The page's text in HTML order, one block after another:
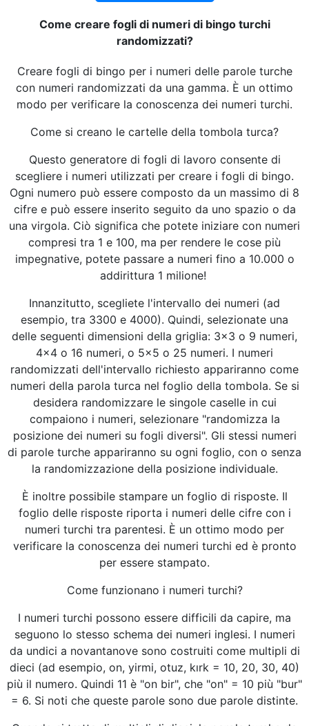
Come creare fogli di numeri di bingo turchi
randomizzati?
Creare fogli di bingo per i numeri delle parole turche
con numeri randomizzati da una gamma. È un ottimo
modo per verificare la conoscenza dei numeri turchi.
Come si creano le cartelle della tombola turca?
Questo generatore di fogli di lavoro consente di
scegliere i numeri utilizzati per creare i fogli di bingo.
Ogni numero può essere composto da un massimo di 8
cifre e può essere inserito seguito da uno spazio o da
una virgola. Ciò significa che potete iniziare con numeri
compresi tra 1 e 100, ma per rendere le cose più
impegnative, potete passare a numeri fino a 10.000 o
addirittura 1 milione!
Innanzitutto, scegliete l'intervallo dei numeri (ad
esempio, tra 3300 e 4000). Quindi, selezionate una
delle seguenti dimensioni della griglia: 3x3 o 9 numeri,
4x4 o 16 numeri, o 5x5 o 25 numeri. I numeri
randomizzati dell'intervallo richiesto appariranno come
numeri della parola turca nel foglio della tombola. Se si
desidera randomizzare le singole caselle in cui
compaiono i numeri, selezionare "randomizza la
posizione dei numeri su fogli diversi". Gli stessi numeri
di parole turche appariranno su ogni foglio, con o senza
la randomizzazione della posizione individuale.
È inoltre possibile stampare un foglio di risposte. Il
foglio delle risposte riporta i numeri delle cifre con i
numeri turchi tra parentesi. È un ottimo modo per
verificare la conoscenza dei numeri turchi ed è pronto
per essere stampato.
Come funzionano i numeri turchi?
I numeri turchi possono essere difficili da capire, ma
seguono lo stesso schema dei numeri inglesi. I numeri
da undici a novantanove sono costruiti come multipli di
dieci (ad esempio, on, yirmi, otuz, kırk = 10, 20, 30, 40)
più il numero. Quindi 11 è "on bir", che "on" = 10 più "bur"
= 6. Si noti che queste parole sono due parole distinte.